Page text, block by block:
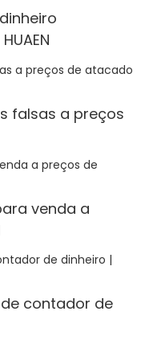
falsas a preços
venda a
contador de